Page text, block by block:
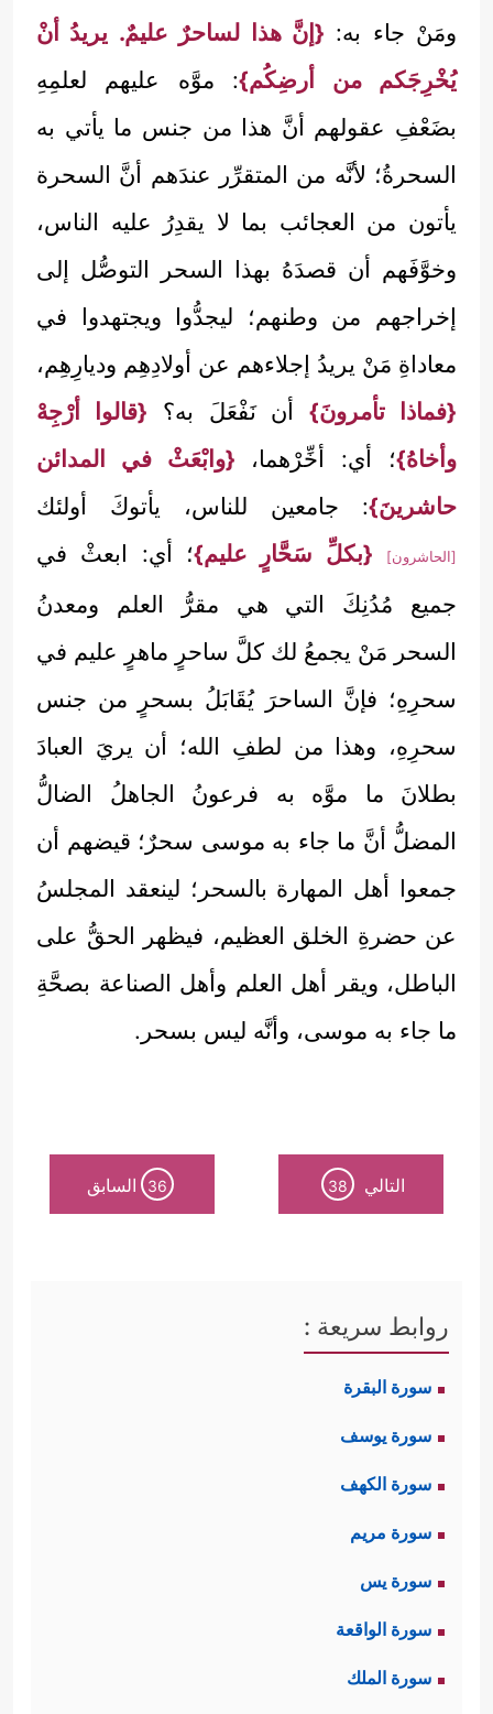
ومَنْ جاء به: {إنَّ هذا لساحرٌ عليمٌ. يريدُ أنْ
يُخْرِجَكم من أرضِكُم}: موَّه عليهم لعلمِهِ
بضَعْفِ عقولهم أنَّ هذا من جنس ما يأتي به
السحرةُ؛ لأنَّه من المتقرِّر عندَهم أنَّ السحرة
يأتون من العجائب بما لا يقدِرُ عليه الناس،
وخوَّفَهم أن قصدَهُ بهذا السحر التوصُّل إلى
إخراجهم من وطنهم؛ ليجدُّوا ويجتهدوا في
معاداةِ مَنْ يريدُ إجلاءهم عن أولادِهِم وديارِهِم،
{فماذا تأمرونَ}أن نَفْعَلَ به؟ {قالوا أرْجِهْ
وأخاهُ}؛ أي: أخِّرْهما، {وابْعَثْ في المدائن
حاشرينَ}: جامعين للناس، يأتوكَ أولئك
[الحاشرون] {بكلِّ سَحَّارٍ عليم}؛ أي: ابعثْ في
جميع مُدُنِكَ التي هي مقرُّ العلم ومعدنُ
السحر مَنْ يجمعُ لك كلَّ ساحرٍ ماهرٍ عليم في
سحرِهِ؛ فإنَّ الساحرَ يُقَابَلُ بسحرٍ من جنس
سحرِهِ، وهذا من لطفِ الله؛ أن يريَ العبادَ
بطلانَ ما موَّه به فرعونُ الجاهلُ الضالُّ
المضلُّ أنَّ ما جاء به موسى سحرٌ؛ قيضهم أن
جمعوا أهل المهارة بالسحر؛ لينعقد المجلسُ
عن حضرةِ الخلق العظيم، فيظهر الحقُّ على
الباطل، ويقر أهل العلم وأهل الصناعة بصحَّةِ
ما جاء به موسى، وأنَّه ليس بسحر.
التالي 38
36 السابق
روابط سريعة :
سورة البقرة
سورة يوسف
سورة الكهف
سورة مريم
سورة يس
سورة الواقعة
سورة الملك